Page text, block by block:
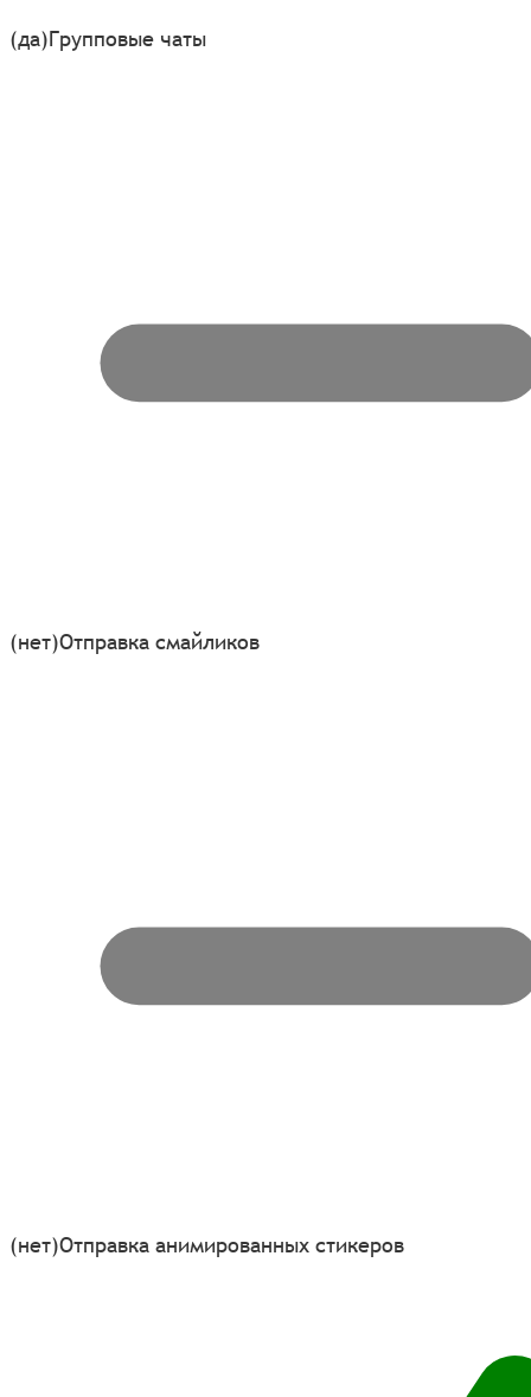
(да)Групповые чаты
(нет)Отправка смайликов
(нет)Отправка анимированных стикеров